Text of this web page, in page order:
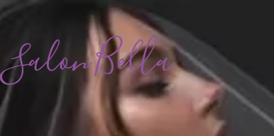
Salon Bella